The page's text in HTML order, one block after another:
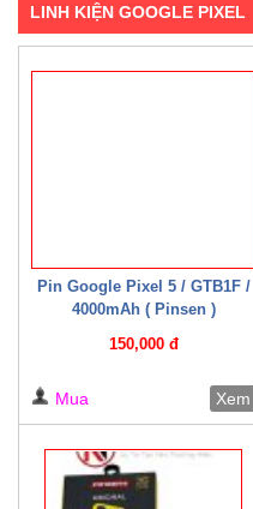
LINH KIỆN GOOGLE PIXEL
Pin Google Pixel 5 / GTB1F /
4000mAh ( Pinsen )
150,000 đ
Mua Xem